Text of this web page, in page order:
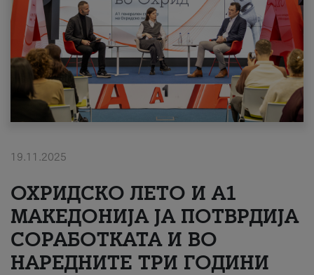
Приватни Деловни
Поддршка
Надополни кредит
#ПодобарОнлајн
19.11.2025
ОХРИДСКО ЛЕТО И A1
МАКЕДОНИЈА ЈА ПОТВРДИЈА
СОРАБОТКАТА И ВО
НАРЕДНИТЕ ТРИ ГОДИНИ